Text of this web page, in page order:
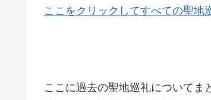
ここをクリックしてすべての聖地
ここに過去の聖地巡礼について